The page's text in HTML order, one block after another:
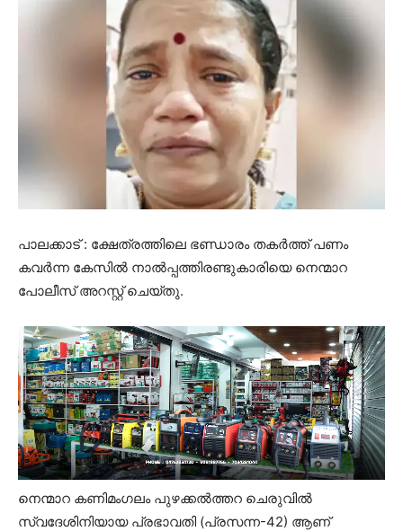
പാലക്കാട് : ക്ഷേത്രത്തിലെ ഭണ്ഡാരം തകർത്ത് പണം
കവർന്ന കേസില്‍ നാല്‍പ്പത്തിരണ്ടുകാരിയെ നെന്മാറ
പോലീസ് അറസ്റ്റ് ചെയ്തു.
നെന്മാറ കണിമംഗലം പുഴക്കല്‍ത്തറ ചെരുവില്‍
സ്വദേശിനിയായ പ്രഭാവതി (പ്രസന്ന-42) ആണ്